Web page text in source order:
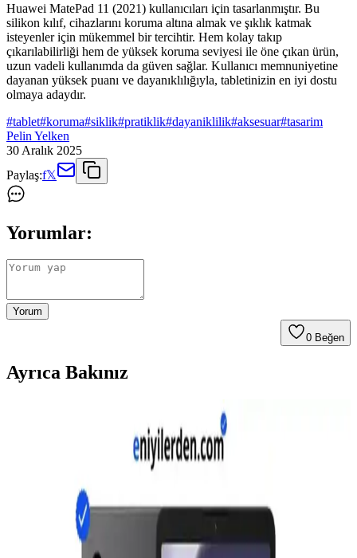
Huawei MatePad 11 (2021) kullanıcıları için tasarlanmıştır. Bu
silikon kılıf, cihazlarını koruma altına almak ve şıklık katmak
isteyenler için mükemmel bir tercihtir. Hem kolay takıp
çıkarılabilirliği hem de yüksek koruma seviyesi ile öne çıkan ürün,
uzun vadeli kullanımda da güven sağlar. Kullanıcı memnuniyetine
dayanan yüksek puanı ve dayanıklılığıyla, tabletinizin en iyi dostu
olmaya adaydır.
#tablet#koruma#siklik#pratiklik#dayaniklilik#aksesuar#tasarim
Pelin Yelken
30 Aralık 2025
Paylaş:f𝕏
Yorumlar:
Yorum
0 Beğen
Ayrıca Bakınız
Bütçe Dostu Tablet Modelleri: Okuma, İnternet ve
Yayın İçin En Uygun Seçenekler
Okuma, internet ve yayın için uygun fiyatlı tabletler inceleniyor.
Samsung, Lenovo, Amazon Fire, Xiaomi ve Realme modellerinin
özellikleri, avantajları ve kullanım deneyimleri değerlendiriliyor.
Samsung Galaxy Tab S9 Wi-Fi ve depolama
seçenekleriyle çok yönlü kullanım imkanı sunuyor